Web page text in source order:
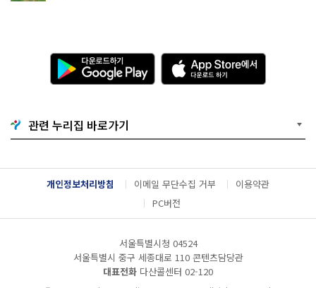
다
운
로
기
G
o
g
l
e
A
p
p
e
서
다
운
관련 누리집 바로가기
개인정보처리방침 이메일 무단수집 거부
이용약관
PC버전
서울특별시청 04524
서울특별시 중구 세종대로 110 콘텐츠담당관
대표전화 다산콜센터 02-120